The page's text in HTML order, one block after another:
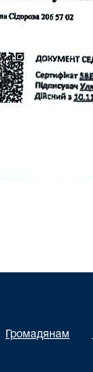
Громадянам